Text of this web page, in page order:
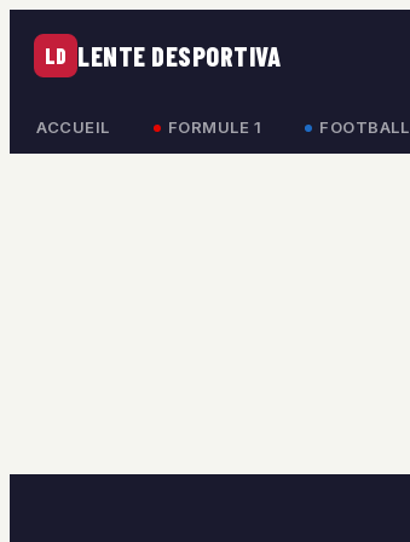
LD LENTE DESPORTIVA
ACCUEIL FORMULE 1 FOOTBALL